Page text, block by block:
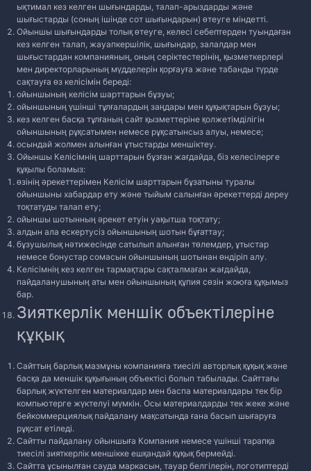
ықтимал кез келген шығындарды, талап-арыздарды және
шығыстарды (соның ішінде сот шығындарын) өтеуге міндетті.
Ойыншы шығындарды толық өтеуге, келесі себептерден туындаған
кез келген талап, жауапкершілік, шығындар, залалдар мен
шығыстардан компанияның, оның серіктестерінің, қызметкерлері
мен директорларының мүдделерін қорғауға және табанды түрде
сақтауға өз келісімін береді:
ойыншының келісім шарттарын бұзуы;
ойыншының үшінші тұлғалардың заңдары мен құқықтарын бұзуы;
кез келген басқа тұлғаның сайт қызметтеріне қолжетімділігін
ойыншының рұқсатымен немесе рұқсатынсыз алуы, немесе;
осындай жолмен алынған ұтыстарды меншіктеу.
Ойыншы Келісімнің шарттарын бұзған жағдайда, біз келесілерге
құқылы боламыз:
өзінің әрекеттерімен Келісім шарттарын бұзатыны туралы
ойыншыны хабардар ету және тыйым салынған әрекеттерді дереу
тоқтатуды талап ету;
ойыншы шотынның әрекет етуін уақытша тоқтату;
алдын ала ескертусіз ойыншының шотын бұғаттау;
бұзушылық нәтижесінде сатылып алынған төлемдер, ұтыстар
немесе бонустар сомасын ойыншының шотынан өндіріп алу.
Келісімнің кез келген тармақтары сақталмаған жағдайда,
пайдаланушының аты мен ойыншының құпия сөзін жоюға құқымыз
бар.
Зияткерлік меншік объектілеріне
құқық
Сайттың барлық мазмұны компанияға тиесілі авторлық құқық және
басқа да меншік құқығының объектісі болып табылады. Сайттағы
барлық жүктелген материалдар мен баспа материалдары тек бір
компьютерге жүктелуі мүмкін. Осы материалдарды тек жеке және
бейкоммерциялық пайдалану мақсатында ғана басып шығаруға
рұқсат етіледі.
Сайтты пайдалану ойыншыға Компания немесе үшінші тарапқа
тиесілі зияткерлік меншікке ешқандай құқық бермейді.
Сайтта ұсынылған сауда маркасын, тауар белгілерін, логотиптерді